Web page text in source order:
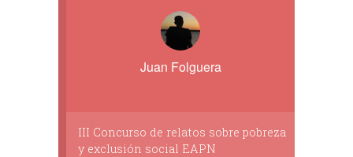
Juan Folguera
III Concurso de relatos sobre pobreza
y exclusión social EAPN